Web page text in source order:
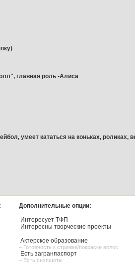
главная роль -Алиса
умеет кататься на коньках, роликах,
Дополнительные опции:
Интересует ТФП
Интересны творческие проекты
Актерское образование
– Готовность к стрижке/покраске волос
Есть загранпаспорт
– Есть снэпшоты